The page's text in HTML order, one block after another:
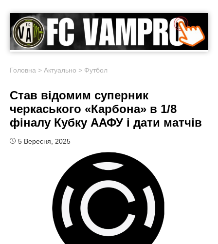
Головна > Актуально > Футбол
Став відомим суперник
черкаського «Карбона» в 1/8
фіналу Кубку ААФУ і дати матчів
5 Вересня, 2025